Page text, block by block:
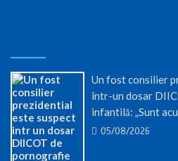
Un fost consilier
într-un dosar
infantilă: „Sunt
05/08/2026